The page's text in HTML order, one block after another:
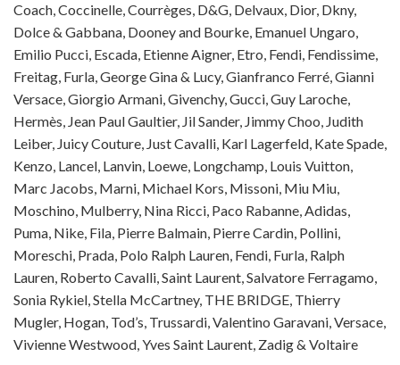
Coach, Coccinelle, Courrèges, D&G, Delvaux, Dior, Dkny,
Dolce & Gabbana, Dooney and Bourke, Emanuel Ungaro,
Emilio Pucci, Escada, Etienne Aigner, Etro, Fendi, Fendissime,
Freitag, Furla, George Gina & Lucy, Gianfranco Ferré, Gianni
Versace, Giorgio Armani, Givenchy, Gucci, Guy Laroche,
Hermès, Jean Paul Gaultier, Jil Sander, Jimmy Choo, Judith
Leiber, Juicy Couture, Just Cavalli, Karl Lagerfeld, Kate Spade,
Kenzo, Lancel, Lanvin, Loewe, Longchamp, Louis Vuitton,
Marc Jacobs, Marni, Michael Kors, Missoni, Miu Miu,
Moschino, Mulberry, Nina Ricci, Paco Rabanne, Adidas,
Puma, Nike, Fila, Pierre Balmain, Pierre Cardin, Pollini,
Moreschi, Prada, Polo Ralph Lauren, Fendi, Furla, Ralph
Lauren, Roberto Cavalli, Saint Laurent, Salvatore Ferragamo,
Sonia Rykiel, Stella McCartney, THE BRIDGE, Thierry
Mugler, Hogan, Tod’s, Trussardi, Valentino Garavani, Versace,
Vivienne Westwood, Yves Saint Laurent, Zadig & Voltaire